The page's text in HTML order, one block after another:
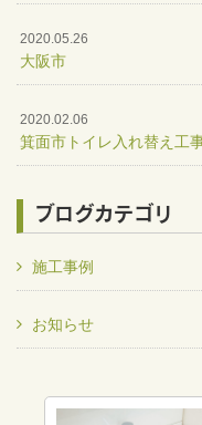
2020.05.26
大阪市
2020.02.06
箕面市トイレ入れ替え工
ブログカテゴリ
施工事例
お知らせ